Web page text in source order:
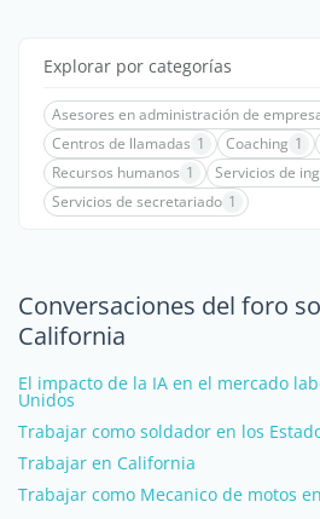
Explorar por categorías
Asesores en administración de
Centros de llamadas 1 Coaching 1
Recursos humanos 1 Servicios de
Servicios de secretariado 1
Conversaciones del foro
California
El impacto de la IA en el mercado
Unidos
Trabajar como soldador en los
Trabajar en California
Trabajar como Mecanico de motos